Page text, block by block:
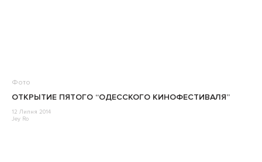
Фото
ОТКРЫТИЕ ПЯТОГО “ОДЕССКОГО КИНОФЕСТИВАЛЯ”
12 Липня 2014
Jey Ro